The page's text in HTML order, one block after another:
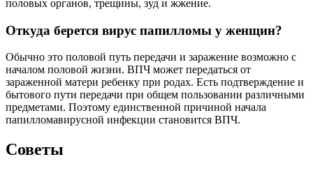
половых органов, трещины, зуд и жжение.
Откуда берется вирус папилломы у женщин?
Обычно это половой путь передачи и заражение возможно с
началом половой жизни. ВПЧ может передаться от
зараженной матери ребенку при родах. Есть подтверждение и
бытового пути передачи при общем пользовании различными
предметами. Поэтому единственной причиной начала
папилломавирусной инфекции становится ВПЧ.
Советы